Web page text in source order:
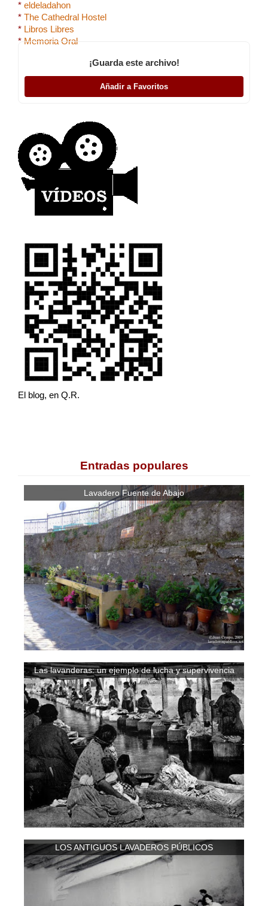
* eldeladahon
* The Cathedral Hostel
* Libros Libres
* Memoria Oral
¡Guarda este archivo!
Añadir a Favoritos
El blog, en Q.R.
Entradas populares
Lavadero Fuente de Abajo
Las lavanderas: un ejemplo de lucha y supervivencia
LOS ANTIGUOS LAVADEROS PÚBLICOS